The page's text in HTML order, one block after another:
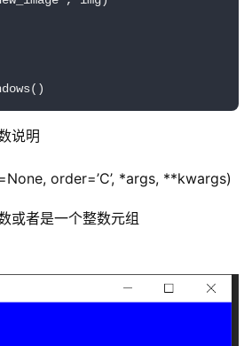
说明
order=’C’, *args, **kwargs)
或者是一个整数元组